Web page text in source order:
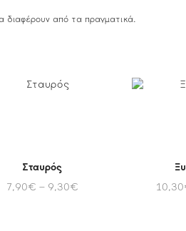
διαφέρουν από τα πραγματικά.
Σταυρός
7,90€ – 9,30€
10,30